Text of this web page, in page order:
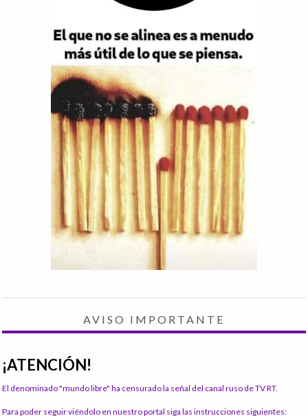
AVISO IMPORTANTE
¡ATENCIÓN!
El denominado "mundo libre" ha censurado la señal del canal ruso de TV RT.
Para poder seguir viéndolo en nuestro portal siga las instrucciones siguientes: